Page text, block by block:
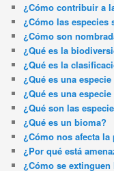
¿Cómo contribuir a
¿Cómo las especies
¿Cómo son
¿Qué es la
¿Qué es la
¿Qué es una
¿Qué es una
¿Qué son las
¿Qué es un bioma?
¿Cómo nos afecta
¿Por qué está
¿Cómo se